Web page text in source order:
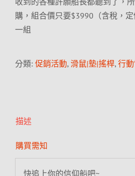
購，組合價只要$3990（含稅，
一組
分類: 促銷活動, 滑鼠|墊|搖桿, 行
描述
購買需知
快追上你的信仰船吧~